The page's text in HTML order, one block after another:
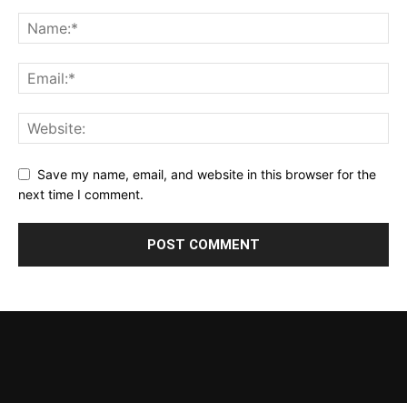
Save my name, email, and website in this browser for the
next time I comment.